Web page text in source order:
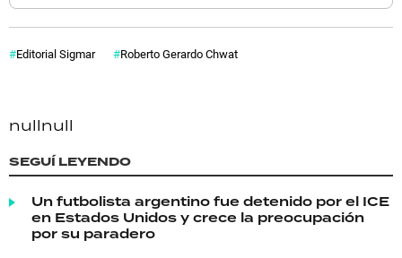
Editorial Sigmar Roberto Gerardo Chwat
nullnull
SEGUÍ LEYENDO
Un futbolista argentino fue detenido por el ICE
en Estados Unidos y crece la preocupación
por su paradero